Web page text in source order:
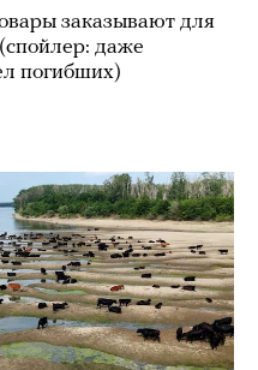
заказывают для
даже
погибших)